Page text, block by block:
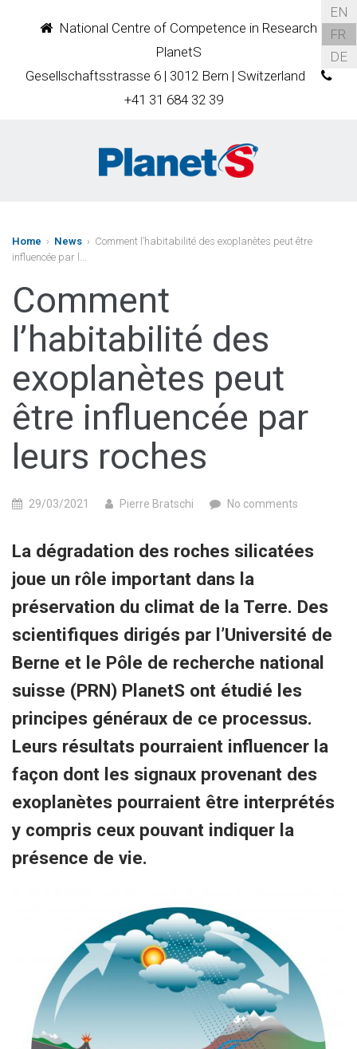
National Centre of Competence in Research
PlanetS
Gesellschaftsstrasse 6 | 3012 Bern | Switzerland
+41 31 684 32 39
EN
FR
DE
Home › News › Comment l’habitabilité des exoplanètes peut être
influencée par l...
Comment
l’habitabilité des
exoplanètes peut
être influencée par
leurs roches
29/03/2021 Pierre Bratschi No comments
La dégradation des roches silicatées
joue un rôle important dans la
préservation du climat de la Terre. Des
scientifiques dirigés par l’Université de
Berne et le Pôle de recherche national
suisse (PRN) PlanetS ont étudié les
principes généraux de ce processus.
Leurs résultats pourraient influencer la
façon dont les signaux provenant des
exoplanètes pourraient être interprétés
y compris ceux pouvant indiquer la
présence de vie.